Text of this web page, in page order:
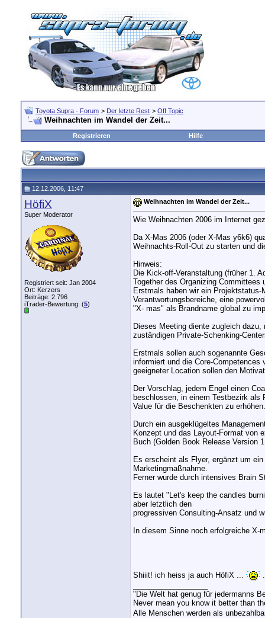
Toyota Supra - Forum > Der letzte Rest > Off Topic
Weihnachten im Wandel der Zeit...
Registrieren Hilfe
12.12.2006, 11:47
HöfiX
Super Moderator
Registriert seit: Jan 2004
Ort: Kerzers
Beiträge: 2.796
iTrader-Bewertung: (5)
Weihnachten im Wandel der Zeit...
Wie Weihnachten 2006 im Internet
Da X-Mas 2006 (oder X-Mas y6k6)
Weihnachts-Roll-Out zu starten und
Hinweis:
Die Kick-off-Veranstaltung (früher 1.
Together des Organizing
Erstmals haben wir ein
Verantwortungsbereiche, eine
"X- mas" als Brandname global zu
Dieses Meeting diente zugleich
zuständigen Private-Schenking-
Erstmals sollen auch sogenannte
informiert und die Core-
geeigneter Location sollen den
Der Vorschlag, jedem Engel einen
beschlossen, in einem Testbezirk als
Value für die Beschenkten zu erhöhen.
Durch ein ausgeklügeltes
Konzept und das Layout-Format von
Buch (Golden Book Release Version
Es erscheint als Flyer, ergänzt um
Marketingmaßnahme.
Ferner wurde durch intensives Brain
Es lautet "Let's keep the candles
aber letztlich den
progressiven Consulting-Ansatz und
In diesem Sinne noch erfolgreiche X-
Shiiit! ich heiss ja auch HöfiX ...
"Die Welt hat genug für jedermanns
Never mean you know it better than
Alle Menschen werden als